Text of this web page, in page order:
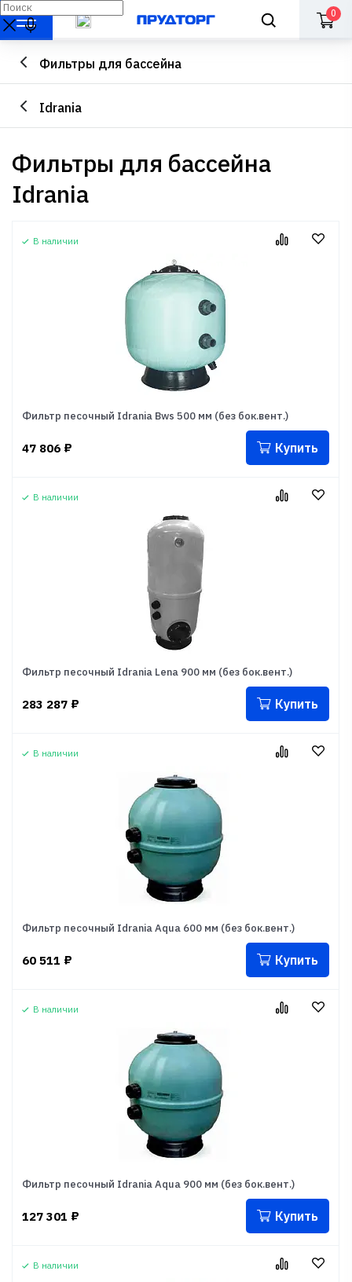
0
Фильтры для бассейна
Idrania
Фильтры для бассейна
Idrania
В наличии
Фильтр песочный Idrania Bws 500 мм (без бок.вент.)
47 806 ₽ Купить
В наличии
Фильтр песочный Idrania Lena 900 мм (без бок.вент.)
283 287 ₽ Купить
В наличии
Фильтр песочный Idrania Aqua 600 мм (без бок.вент.)
60 511 ₽ Купить
В наличии
Фильтр песочный Idrania Aqua 900 мм (без бок.вент.)
127 301 ₽ Купить
В наличии